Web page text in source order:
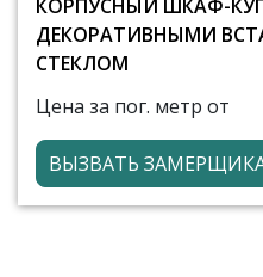
КОРПУСНЫЙ ШКАФ-
ДЕКОРАТИВНЫМИ
СТЕКЛОМ
Цена за пог. метр от
ВЫЗВАТЬ